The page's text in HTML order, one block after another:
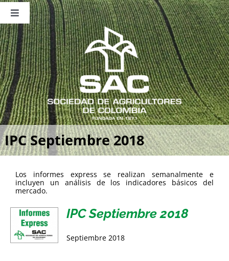
Saltar
contenido
Toggle
Navigation
Nosotros
Publicaciones
Sala de Prensa
Eventos
IPC Septiembre 2018
Los informes express se realizan semanalmente e
incluyen un análisis de los indicadores básicos del
mercado.
IPC Septiembre 2018
Septiembre 2018